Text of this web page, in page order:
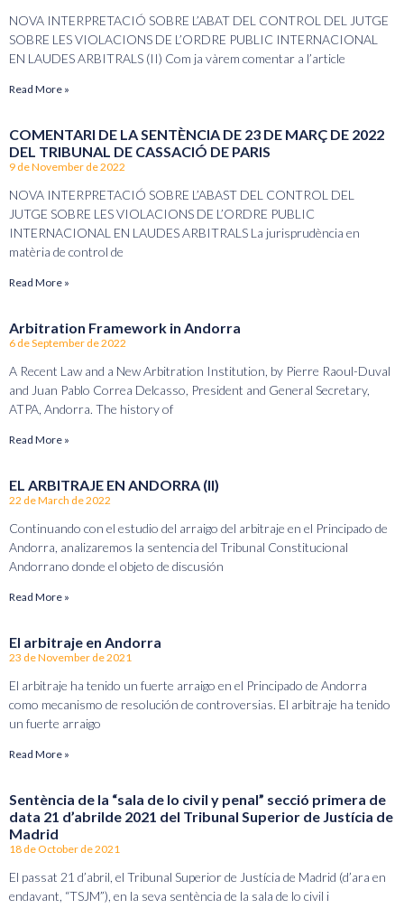
NOVA INTERPRETACIÓ SOBRE L’ABAT DEL CONTROL DEL JUTGE
SOBRE LES VIOLACIONS DE L’ORDRE PUBLIC INTERNACIONAL
EN LAUDES ARBITRALS (II) Com ja vàrem comentar a l’article
Read More »
COMENTARI DE LA SENTÈNCIA DE 23 DE MARÇ DE 2022
DEL TRIBUNAL DE CASSACIÓ DE PARIS
9 de November de 2022
NOVA INTERPRETACIÓ SOBRE L’ABAST DEL CONTROL DEL
JUTGE SOBRE LES VIOLACIONS DE L’ORDRE PUBLIC
INTERNACIONAL EN LAUDES ARBITRALS La jurisprudència en
matèria de control de
Read More »
Arbitration Framework in Andorra
6 de September de 2022
A Recent Law and a New Arbitration Institution, by Pierre Raoul-Duval
and Juan Pablo Correa Delcasso, President and General Secretary,
ATPA, Andorra. The history of
Read More »
EL ARBITRAJE EN ANDORRA (II)
22 de March de 2022
Continuando con el estudio del arraigo del arbitraje en el Principado de
Andorra, analizaremos la sentencia del Tribunal Constitucional
Andorrano donde el objeto de discusión
Read More »
El arbitraje en Andorra
23 de November de 2021
El arbitraje ha tenido un fuerte arraigo en el Principado de Andorra
como mecanismo de resolución de controversias. El arbitraje ha tenido
un fuerte arraigo
Read More »
Sentència de la “sala de lo civil y penal” secció primera de
data 21 d’abrilde 2021 del Tribunal Superior de Justícia de
Madrid
18 de October de 2021
El passat 21 d’abril, el Tribunal Superior de Justícia de Madrid (d’ara en
endavant, “TSJM”), en la seva sentència de la sala de lo civil i